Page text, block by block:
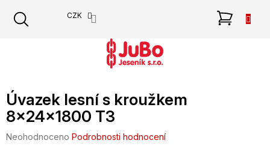
obsah
CZK
Úvazek lesní s kroužkem
8x24x1800 T3
Průměrné
Neohodnoceno Podrobnosti hodnocení